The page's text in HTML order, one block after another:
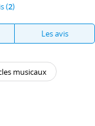
(2)
Les avis
musicaux